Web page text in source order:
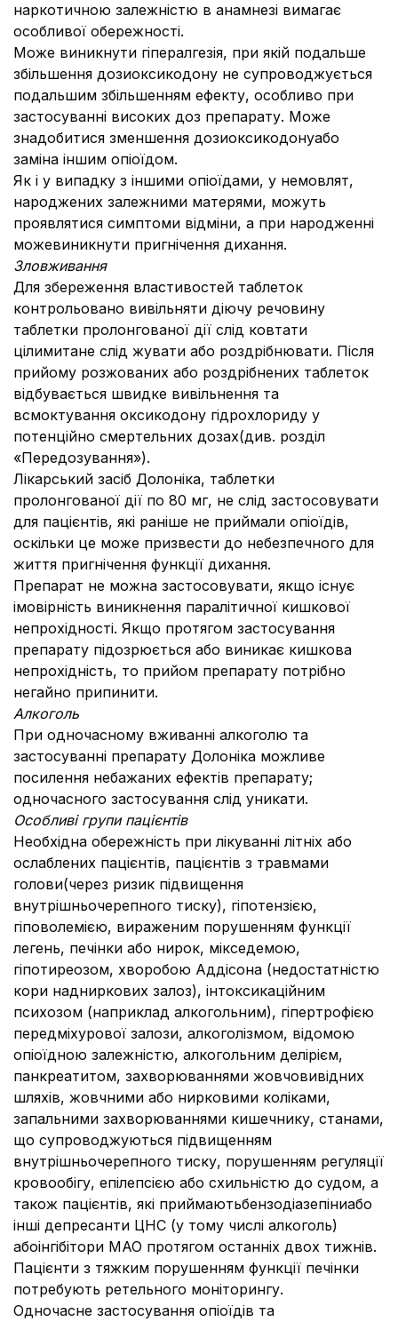
наркотичною залежністю в анамнезі вимагає
особливої обережності.
Може виникнути гіпералгезія, при якій подальше
збільшення дозиоксикодону не супроводжується
подальшим збільшенням ефекту, особливо при
застосуванні високих доз препарату. Може
знадобитися зменшення дозиоксикодонуабо
заміна іншим опіоїдом.
Як і у випадку з іншими опіоїдами, у немовлят,
народжених залежними матерями, можуть
проявлятися симптоми відміни, а при народженні
можевиникнути пригнічення дихання.
Зловживання
Для збереження властивостей таблеток
контрольовано вивільняти діючу речовину
таблетки пролонгованої дії слід ковтати
цілимитане слід жувати або роздрібнювати. Після
прийому розжованих або роздрібнених таблеток
відбувається швидке вивільнення та
всмоктування оксикодону гідрохлориду у
потенційно смертельних дозах(див. розділ
«Передозування»).
Лікарський засіб Долоніка, таблетки
пролонгованої дії по 80 мг, не слід застосовувати
для пацієнтів, які раніше не приймали опіоїдів,
оскільки це може призвести до небезпечного для
життя пригнічення функції дихання.
Препарат не можна застосовувати, якщо існує
імовірність виникнення паралітичної кишкової
непрохідності. Якщо протягом застосування
препарату підозрюється або виникає кишкова
непрохідність, то прийом препарату потрібно
негайно припинити.
Алкоголь
При одночасному вживанні алкоголю та
застосуванні препарату Долоніка можливе
посилення небажаних ефектів препарату;
одночасного застосування слід уникати.
Особливі групи пацієнтів
Необхідна обережність при лікуванні літніх або
ослаблених пацієнтів, пацієнтів з травмами
голови(через ризик підвищення
внутрішньочерепного тиску), гіпотензією,
гіповолемією, вираженим порушенням функції
легень, печінки або нирок, мікседемою,
гіпотиреозом, хворобою Аддісона (недостатністю
кори надниркових залоз), інтоксикаційним
психозом (наприклад алкогольним), гіпертрофією
передміхурової залози, алкоголізмом, відомою
опіоїдною залежністю, алкогольним делірієм,
панкреатитом, захворюваннями жовчовивідних
шляхів, жовчними або нирковими коліками,
запальними захворюваннями кишечнику, станами,
що супроводжуються підвищенням
внутрішньочерепного тиску, порушенням регуляції
кровообігу, епілепсією або схильністю до судом, а
також пацієнтів, які приймаютьбензодіазепіниабо
інші депресанти ЦНС (у тому числі алкоголь)
абоінгібітори МАО протягом останніх двох тижнів.
Пацієнти з тяжким порушенням функції печінки
потребують ретельного моніторингу.
Одночасне застосування опіоїдів та